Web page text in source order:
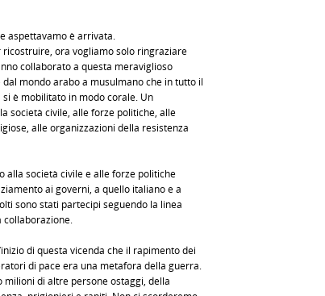
aspettavamo è arrivata.
ricostruire, ora vogliamo solo ringraziare
collaborato a questa meraviglioso
mondo arabo a musulmano che in tutto il
si è mobilitato in modo corale. Un
società civile, alle forze politiche, alle
alle organizzazioni della resistenza
alla società civile e alle forze politiche
ai governi, a quello italiano e a
sono stati partecipi seguendo la linea
collaborazione.
di questa vicenda che il rapimento dei
di pace era una metafora della guerra.
milioni di altre persone ostaggi, della